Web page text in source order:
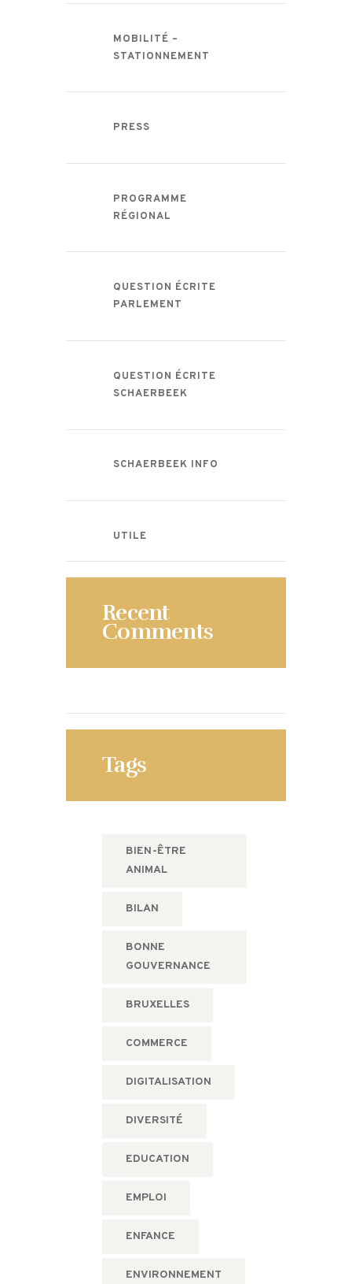
MOBILITÉ –
STATIONNEMENT
PRESS
PROGRAMME
RÉGIONAL
QUESTION ÉCRITE
PARLEMENT
QUESTION ÉCRITE
SCHAERBEEK
SCHAERBEEK INFO
UTILE
Recent
Comments
Tags
BIEN-ÊTRE
ANIMAL
BILAN
BONNE
GOUVERNANCE
BRUXELLES
COMMERCE
DIGITALISATION
DIVERSITÉ
EDUCATION
EMPLOI
ENFANCE
ENVIRONNEMENT